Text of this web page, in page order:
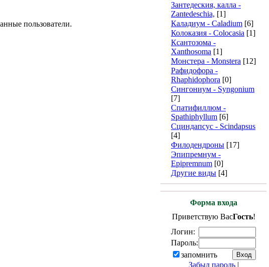
пользователи.
Зантедеския, калла -
Zantedeschia, [1]
Каладиум - Caladium [6]
Колоказия - Colocasia [1]
Ксантозома -
Xanthosoma [1]
Монстера - Monstera [12]
Рафидофора -
Rhaphidophora [0]
Сингониум - Syngonium
[7]
Спатифиллюм -
Spathiphyllum [6]
Сциндапсус - Scindapsus
[4]
Филодендроны [17]
Эпипремнум -
Epipremnum [0]
Другие виды [4]
Форма входа
Приветствую ВасГость!
Логин:
Пароль:
запомнить
Забыл пароль|